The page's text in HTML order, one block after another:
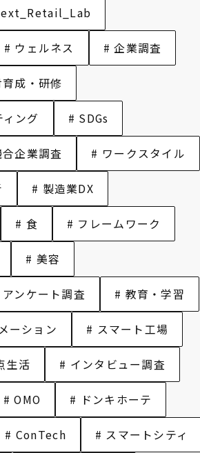
# ウェルネス # 企業調査
成・研修
ング # SDGs
企業調査 # ワークスタイル
# 製造業DX
# 食 # フレームワーク
# 美容
アンケート調査 # 教育・学習
ーション # スマート工場
生活 # インタビュー調査
# OMO # ドンキホーテ
# ConTech # スマートシティ